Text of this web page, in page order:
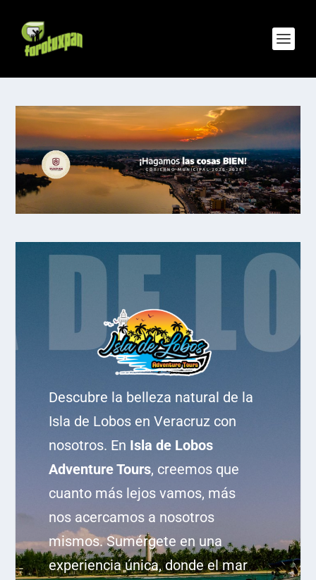
Descubre la belleza natural de la
Isla de Lobos en Veracruz con
nosotros. En Isla de Lobos
Adventure Tours, creemos que
cuanto más lejos vamos, más
nos acercamos a nosotros
mismos. Sumérgete en una
experiencia única, donde el mar